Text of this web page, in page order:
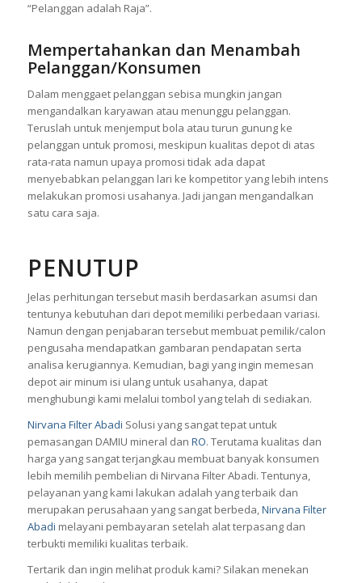
“Pelanggan adalah Raja”.
Mempertahankan dan Menambah
Pelanggan/Konsumen
Dalam menggaet pelanggan sebisa mungkin jangan
mengandalkan karyawan atau menunggu pelanggan.
Teruslah untuk menjemput bola atau turun gunung ke
pelanggan untuk promosi, meskipun kualitas depot di atas
rata-rata namun upaya promosi tidak ada dapat
menyebabkan pelanggan lari ke kompetitor yang lebih intens
melakukan promosi usahanya. Jadi jangan mengandalkan
satu cara saja.
PENUTUP
Jelas perhitungan tersebut masih berdasarkan asumsi dan
tentunya kebutuhan dari depot memiliki perbedaan variasi.
Namun dengan penjabaran tersebut membuat pemilik/calon
pengusaha mendapatkan gambaran pendapatan serta
analisa kerugiannya. Kemudian, bagi yang ingin memesan
depot air minum isi ulang untuk usahanya, dapat
menghubungi kami melalui tombol yang telah di sediakan.
Nirvana Filter Abadi Solusi yang sangat tepat untuk
pemasangan DAMIU mineral dan RO. Terutama kualitas dan
harga yang sangat terjangkau membuat banyak konsumen
lebih memilih pembelian di Nirvana Filter Abadi. Tentunya,
pelayanan yang kami lakukan adalah yang terbaik dan
merupakan perusahaan yang sangat berbeda,Nirvana Filter
Abadi melayani pembayaran setelah alat terpasang dan
terbukti memiliki kualitas terbaik.
Tertarik dan ingin melihat produk kami? Silakan menekan